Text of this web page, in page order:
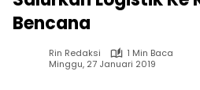
Bencana
Rin Redaksi
1 Min Baca
Minggu, 27 Januari 2019